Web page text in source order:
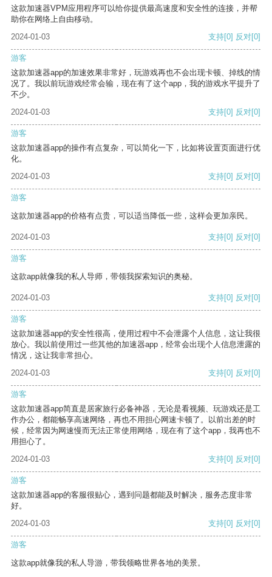
这款加速器VPM应用程序可以给你提供最高速度和安全性的连接，并帮
助你在网络上自由移动。
2024-01-03
支持[0] 反对[0]
游客
这款加速器app的加速效果非常好，玩游戏再也不会出现卡顿、掉线的情
况了。我以前玩游戏经常会输，现在有了这个app，我的游戏水平提升了
不少。
2024-01-03
支持[0] 反对[0]
游客
这款加速器app的操作有点复杂，可以简化一下，比如将设置页面进行优
化。
2024-01-03
支持[0] 反对[0]
游客
这款加速器app的价格有点贵，可以适当降低一些，这样会更加亲民。
2024-01-03 支持[0] 反对[0]
游客
这款app就像我的私人导师，带领我探索知识的奥秘。
2024-01-03 支持[0] 反对[0]
游客
这款加速器app的安全性很高，使用过程中不会泄露个人信息，这让我很
放心。我以前使用过一些其他的加速器app，经常会出现个人信息泄露的
情况，这让我非常担心。
2024-01-03
支持[0] 反对[0]
游客
这款加速器app简直是居家旅行必备神器，无论是看视频、玩游戏还是工
作办公，都能畅享高速网络，再也不用担心网速卡顿了。以前出差的时
候，经常因为网速慢而无法正常使用网络，现在有了这个app，我再也不
用担心了。
2024-01-03
支持[0] 反对[0]
游客
这款加速器app的客服很贴心，遇到问题都能及时解决，服务态度非常
好。
2024-01-03
支持[0] 反对[0]
游客
这款app就像我的私人导游，带我领略世界各地的美景。